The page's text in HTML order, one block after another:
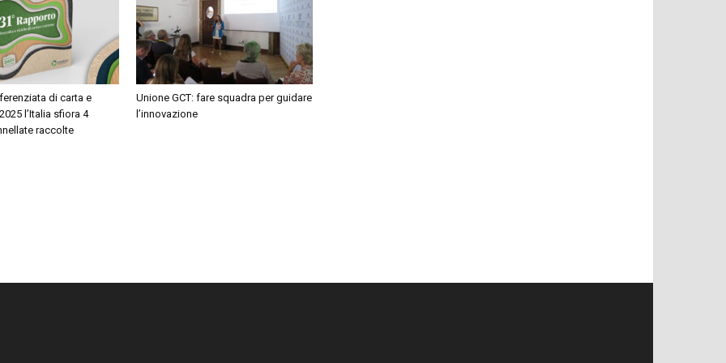
di carta e
l’Italia sfiora 4
raccolte
Unione GCT: fare squadra per guidare
l’innovazione